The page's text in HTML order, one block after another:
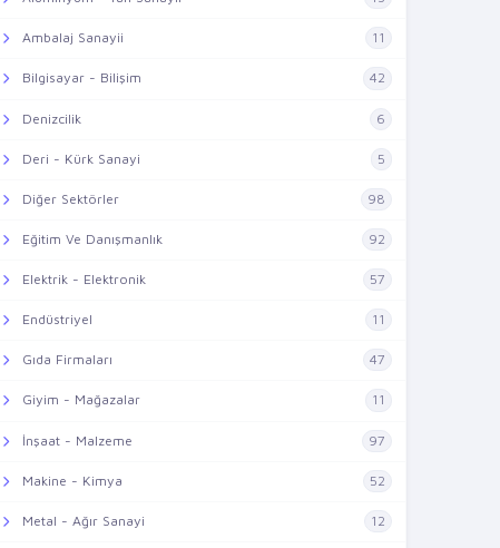
Ambalaj Sanayii 11
Bilgisayar - Bilişim 42
Denizcilik 6
Deri - Kürk Sanayi 5
Diğer Sektörler 98
Eğitim Ve Danışmanlık 92
Elektrik - Elektronik 57
Endüstriyel 11
Gıda Firmaları 47
Giyim - Mağazalar 11
İnşaat - Malzeme 97
Makine - Kimya 52
Metal - Ağır Sanayi 12